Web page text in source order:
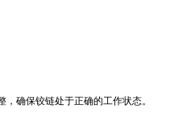
确保铰链处于正确的工作状态。